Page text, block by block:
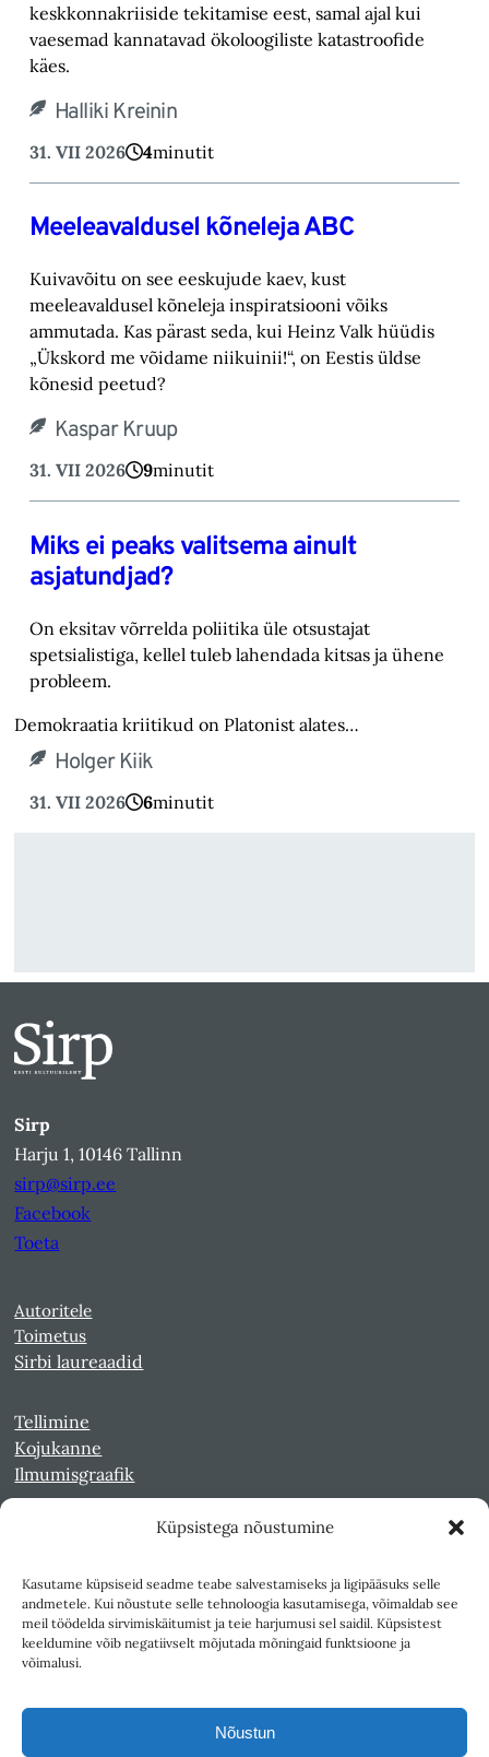
Küpsistega nõustumine
Kasutame küpsiseid seadme teabe salvestamiseks ja ligipääsuks selle
andmetele. Kui nõustute selle tehnoloogia kasutamisega, võimaldab see
meil töödelda sirvimiskäitumist ja teie harjumusi sel saidil. Küpsistest
keeldumine võib negatiivselt mõjutada mõningaid funktsioone ja
võimalusi.
Nõustun
keskkonnakriiside tekitamise eest, samal ajal kui
vaesemad kannatavad ökoloogiliste katastroofide
käes.
Halliki Kreinin
31. VII 2026 4minutit
Meeleavaldusel kõneleja ABC
Kuivavõitu on see eeskujude kaev, kust
meeleavaldusel kõneleja inspiratsiooni võiks
ammutada. Kas pärast seda, kui Heinz Valk hüüdis
„Ükskord me võidame niikuinii!“, on Eestis üldse
kõnesid peetud?
Kaspar Kruup
31. VII 2026 9minutit
Miks ei peaks valitsema ainult
asjatundjad?
On eksitav võrrelda poliitika üle otsustajat
spetsialistiga, kellel tuleb lahendada kitsas ja ühene
probleem.
Demokraatia kriitikud on Platonist alates…
Holger Kiik
31. VII 2026 6minutit
Sirp
Harju 1, 10146 Tallinn
sirp@sirp.ee
Facebook
Toeta
Autoritele
Toimetus
Sirbi laureaadid
Tellimine
Kojukanne
Ilmumisgraafik
Kultuurileht 1994-1997
Reede 1989-1990
Sirp ja Vasar 1940-1989
Teksti- ja andmekaeve